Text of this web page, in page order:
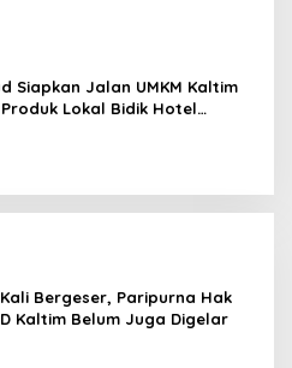
Siapkan Jalan UMKM Kaltim
Lokal Bidik Hotel
Bergeser, Paripurna Hak
Kaltim Belum Juga Digelar